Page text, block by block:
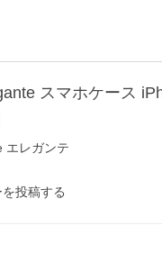
エレガンテ
投稿する